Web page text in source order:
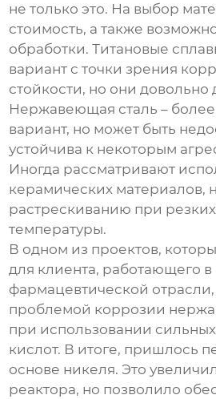
не только это. На выбор
стоимость, а также
обработки. Титановые
вариант с точки зрения
стойкости, но они довольно
Нержавеющая сталь –
вариант, но может быть
устойчива к некоторым
Иногда рассматривают
керамических материалов,
растрескиванию при
температуры.
В одном из проектов,
для клиента, работающего в
фармацевтической
проблемой коррозии
при использовании
кислот. В итоге, пришлось
основе никеля. Это
реактора, но позволило